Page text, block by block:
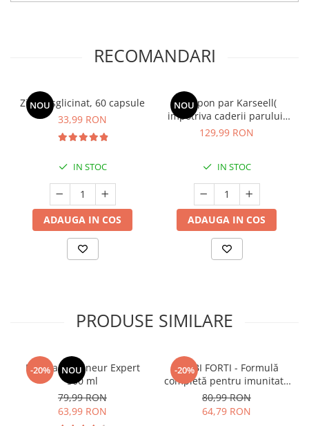
RECOMANDARI
NOU
Zinc Bisglicinat, 60 capsule
33,99 RON
IN STOC
ADAUGA IN COS
NOU
Sampon par Karseell(
impotriva caderii parului,
pentru toate tipurile de par,
129,99 RON
IN STOC
ADAUGA IN COS
PRODUSE SIMILARE
-20% NOU
Manhaē Draineur Expert
500 ml
79,99 RON
63,99 RON
-20%
BIMBI FORTI - Formulă
completă pentru imunitate
și respirator copii > 3 ani
80,99 RON
64,79 RON